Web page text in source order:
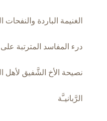
الغنيمة الباردة والنفحات
درء المفاسد المترتبة
نصيحة الأخ الشَّفيق لأهل
الرَّبانيـَّة